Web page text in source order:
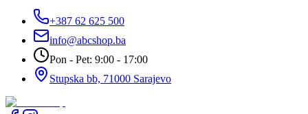
+387 62 625 500
info@abcshop.ba
Pon - Pet: 9:00 - 17:00
Stupska bb, 71000 Sarajevo